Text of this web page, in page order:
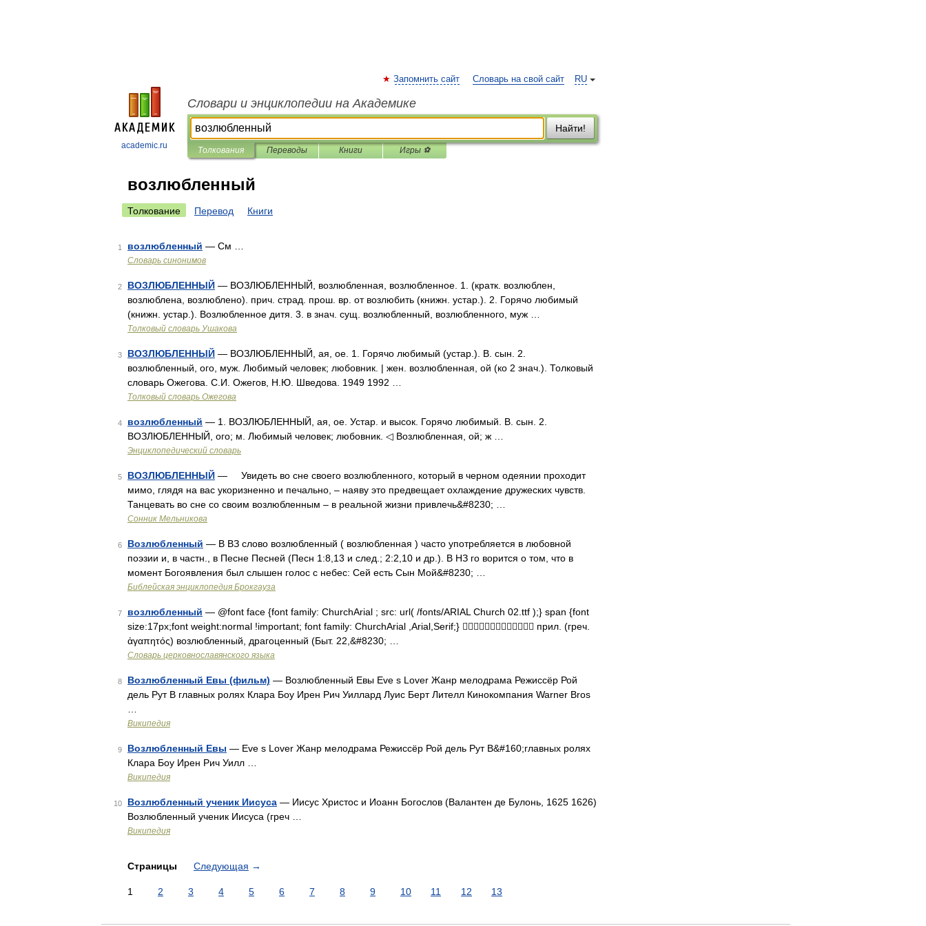
academic.ru
RU
Запомнить сайт Словарь на свой сайт
Словари и энциклопедии на Академике
Найти!
Толкования Переводы Книги Игры ⚽
возлюбленный
Толкование Перевод Книги
1 возлюбленный — См …
Словарь синонимов
2 ВОЗЛЮБЛЕННЫЙ — ВОЗЛЮБЛЕННЫЙ, возлюбленная, возлюбленное. 1. (кратк. возлюблен,
возлюблена, возлюблено). прич. страд. прош. вр. от возлюбить (книжн. устар.). 2. Горячо любимый
(книжн. устар.). Возлюбленное дитя. 3. в знач. сущ. возлюбленный, возлюбленного, муж …
Толковый словарь Ушакова
3 ВОЗЛЮБЛЕННЫЙ — ВОЗЛЮБЛЕННЫЙ, ая, ое. 1. Горячо любимый (устар.). В. сын. 2.
возлюбленный, ого, муж. Любимый человек; любовник. | жен. возлюбленная, ой (ко 2 знач.). Толковый
словарь Ожегова. С.И. Ожегов, Н.Ю. Шведова. 1949 1992 …
Толковый словарь Ожегова
4 возлюбленный — 1. ВОЗЛЮБЛЕННЫЙ, ая, ое. Устар. и высок. Горячо любимый. В. сын. 2.
ВОЗЛЮБЛЕННЫЙ, ого; м. Любимый человек; любовник. ◁ Возлюбленная, ой; ж …
Энциклопедический словарь
5 ВОЗЛЮБЛЕННЫЙ — Увидеть во сне своего возлюбленного, который в черном одеянии проходит
мимо, глядя на вас укоризненно и печально, – наяву это предвещает охлаждение дружеских чувств.
Танцевать во сне со своим возлюбленным – в реальной жизни привлечь&#8230; …
Сонник Мельникова
6 Возлюбленный — В ВЗ слово возлюбленный ( возлюбленная ) часто употребляется в любовной
поэзии и, в частн., в Песне Песней (Песн 1:8,13 и след.; 2:2,10 и др.). В НЗ го ворится о том, что в
момент Богоявления был слышен голос с небес: Сей есть Сын Мой&#8230; …
Библейская энциклопедия Брокгауза
7 возлюбленный — @font face {font family: ChurchArial ; src: url( /fonts/ARIAL Church 02.ttf );} span {font
size:17px;font weight:normal !important; font family: ChurchArial ,Arial,Serif;}  прил. (греч.
ἀγαπητός) возлюбленный, драгоценный (Быт. 22,&#8230; …
Словарь церковнославянского языка
8 Возлюбленный Евы (фильм) — Возлюбленный Евы Eve s Lover Жанр мелодрама Режиссёр Рой
дель Рут В главных ролях Клара Боу Ирен Рич Уиллард Луис Берт Лителл Кинокомпания Warner Bros
Википедия
9 Возлюбленный Евы — Eve s Lover Жанр мелодрама Режиссёр Рой дель Рут В&#160;главных ролях
Клара Боу Ирен Рич Уилл …
Википедия
10 Возлюбленный ученик Иисуса — Иисус Христос и Иоанн Богослов (Валантен де Булонь, 1625 1626)
Возлюбленный ученик Иисуса (греч …
Википедия
Страницы Следующая →
1 2 3 4 5 6 7 8 9 10 11 12 13